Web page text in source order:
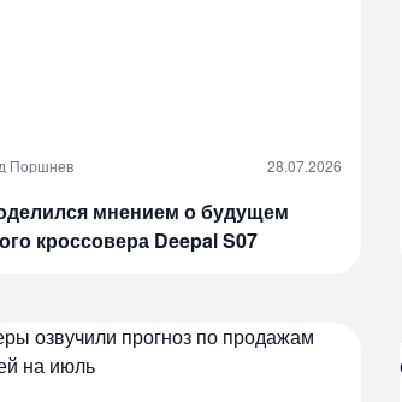
Поршнев 28.07.2026
мнением о будущем
кроссовера Deepal S07